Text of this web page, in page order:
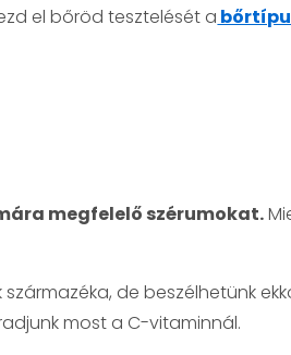
el bőröd tesztelését a
megfelelő szérumokat.
de beszélhetünk
most a C-vitaminnál.